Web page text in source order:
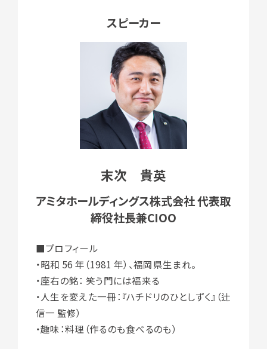
スピーカー
末次 貴英
アミタホールディングス株式会社 代表取
締役社長兼CIOO
■プロフィール
・昭和 56 年（1981 年）、福岡県生まれ。
・座右の銘： 笑う門には福来る
・人生を変えた一冊：『ハチドリのひとしずく』（辻
信一 監修）
・趣味：料理（作るのも食べるのも）